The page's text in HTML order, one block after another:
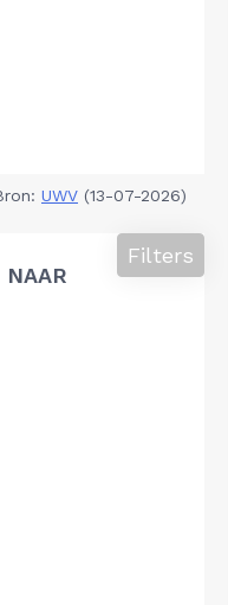
UWV (13-07-2026)
NAAR
Filters